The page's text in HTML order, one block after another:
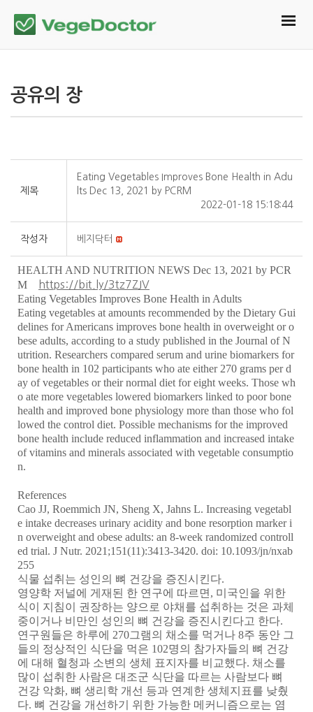
공유의 장
제목
Eating Vegetables Improves Bone Health in Adu
lts Dec 13, 2021 by PCRM
2022-01-18 15:18:44
작성자 베지닥터
HEALTH AND NUTRITION NEWS Dec 13, 2021 by PCR
M
https://bit.ly/3tz7ZJV
Eating Vegetables Improves Bone Health in Adults
Eating vegetables at amounts recommended by the Dietary Gui
delines for Americans improves bone health in overweight or o
bese adults, according to a study published in the Journal of N
utrition. Researchers compared serum and urine biomarkers for
bone health in 102 participants who ate either 270 grams per d
ay of vegetables or their normal diet for eight weeks. Those wh
o ate more vegetables lowered biomarkers linked to poor bone
health and improved bone physiology more than those who fol
lowed the control diet. Possible mechanisms for the improved
bone health include reduced inflammation and increased intake
of vitamins and minerals associated with vegetable consumptio
n.
References
Cao JJ, Roemmich JN, Sheng X, Jahns L. Increasing vegetabl
e intake decreases urinary acidity and bone resorption marker i
n overweight and obese adults: an 8-week randomized controll
ed trial. J Nutr. 2021;151(11):3413-3420. doi: 10.1093/jn/nxab
255
식물 섭취는 성인의 뼈 건강을 증진시킨다.
영양학 저널에 게재된 한 연구에 따르면 , 미국인을 위한
식이 지침이 권장하는 양으로 야채를 섭취하는 것은 과체
중이거나 비만인 성인의 뼈 건강을 증진시킨다고 한다.
연구원들은 하루에 270그램의 채소를 먹거나 8주 동안 그
들의 정상적인 식단을 먹은 102명의 참가자들의 뼈 건강
에 대해 혈청과 소변의 생체 표지자를 비교했다. 채소를
많이 섭취한 사람은 대조군 식단을 따르는 사람보다 뼈
건강 악화, 뼈 생리학 개선 등과 연계한 생체지표를 낮췄
다. 뼈 건강을 개선하기 위한 가능한 메커니즘으로는 염